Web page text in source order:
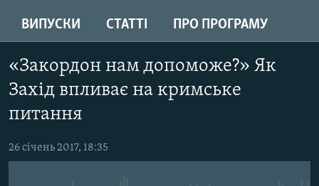
основної
навігації
Перейти
до
пошуку
БЛОГИ
ПОГЛЯД
ІНТЕРВ'Ю
СПЕЦПРОЕКТИ
ВИПУСКИ СТАТТІ ПРО ПРОГРАМУ
«Закордон нам допоможе?» Як
Захід впливає на кримське
питання
26 січень 2017, 18:35